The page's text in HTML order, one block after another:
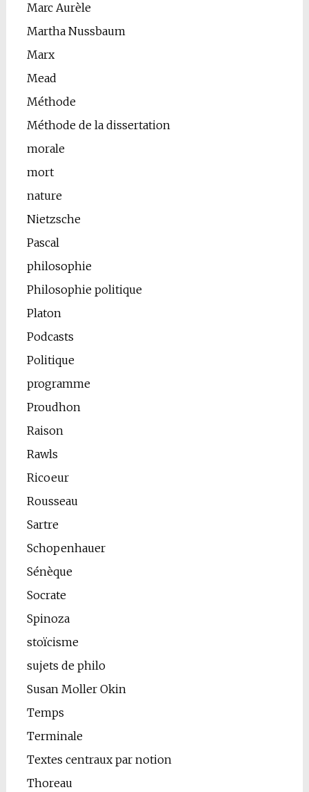
Marc Aurèle
Martha Nussbaum
Marx
Mead
Méthode
Méthode de la dissertation
morale
mort
nature
Nietzsche
Pascal
philosophie
Philosophie politique
Platon
Podcasts
Politique
programme
Proudhon
Raison
Rawls
Ricoeur
Rousseau
Sartre
Schopenhauer
Sénèque
Socrate
Spinoza
stoïcisme
sujets de philo
Susan Moller Okin
Temps
Terminale
Textes centraux par notion
Thoreau